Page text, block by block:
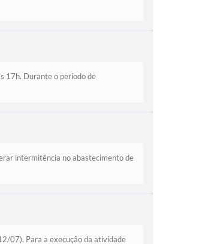
17h. Durante o período de
intermitência no abastecimento de
07). Para a execução da atividade